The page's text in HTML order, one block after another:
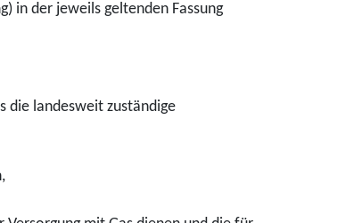
in der jeweils geltenden Fassung
die landesweit zuständige